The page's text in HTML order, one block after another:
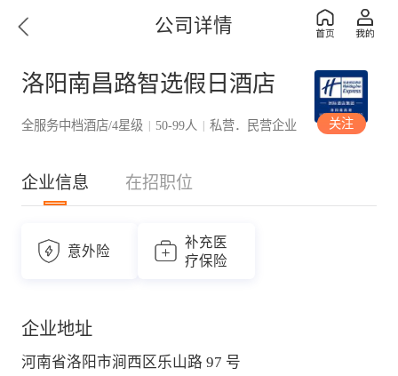
公司详情
洛阳南昌路智选假日酒店
全服务中档酒店/4星级 | 50-99人 | 私营．民营企业 关注
企业信息 在招职位
意外险
补充医
疗保险
企业地址
河南省洛阳市涧西区乐山路 97 号